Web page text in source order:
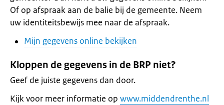
Of op afspraak aan de balie bij de gemeente. Neem
uw identiteitsbewijs mee naar de afspraak.
Mijn gegevens online bekijken
Kloppen de gegevens in de BRP niet?
Geef de juiste gegevens dan door.
Kijk voor meer informatie op www.middendrenthe.nl